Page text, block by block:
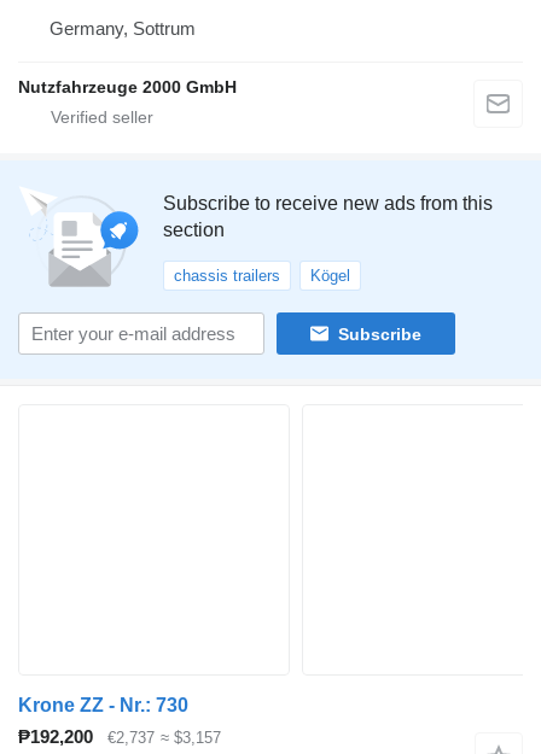
Germany, Sottrum
Nutzfahrzeuge 2000 GmbH
Subscribe to receive new ads from this
section
chassis trailers Kögel
Subscribe
Krone ZZ - Nr.: 730
₱192,200
€2,737 ≈ $3,157